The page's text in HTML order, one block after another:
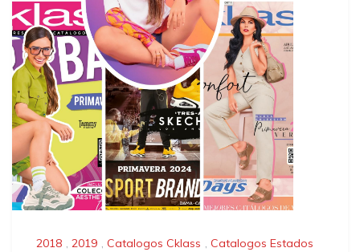
2018 , 2019 , Catalogos Cklass , Catalogos Estados